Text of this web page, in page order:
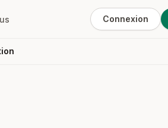
Connexion